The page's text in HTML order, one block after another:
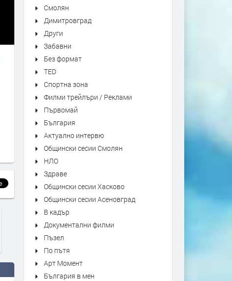
Смолян
Димитровград
Други
Забавни
Без формат
TED
Спортна зона
Филми трейлъри / Реклами
Първомай
България
Актуално интервю
Общински сесии Смолян
НЛО
Здраве
Общински сесии Хасково
Общински сесии Асеновград
В кадър
Документални филми
Пъзел
По пътя
Арт Момент
България в мен